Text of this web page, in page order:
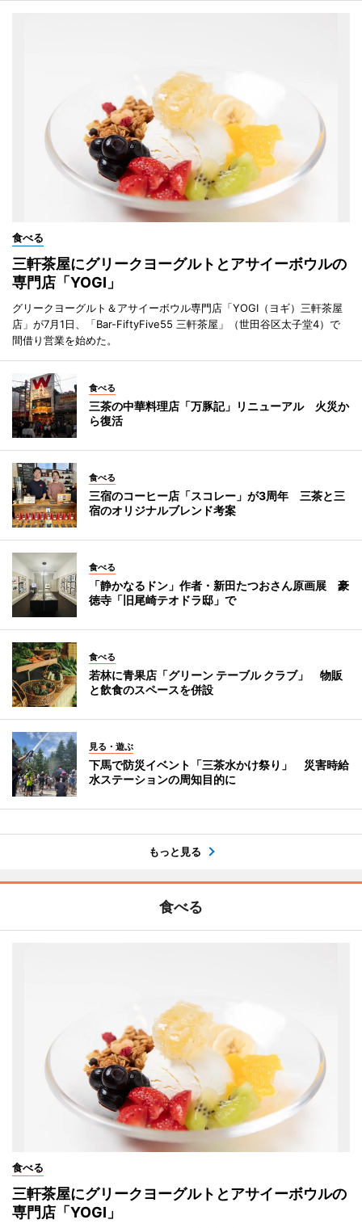
食べる
三軒茶屋にグリークヨーグルトとアサイーボウルの
専門店「YOGI」
グリークヨーグルト＆アサイーボウル専門店「YOGI（ヨギ）三軒茶屋
店」が7月1日、「Bar-FiftyFive55 三軒茶屋」（世田谷区太子堂4）で
間借り営業を始めた。
食べる
三茶の中華料理店「万豚記」リニューアル 火災か
ら復活
食べる
三宿のコーヒー店「スコレー」が3周年 三茶と三
宿のオリジナルブレンド考案
食べる
「静かなるドン」作者・新田たつおさん原画展 豪
徳寺「旧尾崎テオドラ邸」で
食べる
若林に青果店「グリーン テーブル クラブ」 物販
と飲食のスペースを併設
見る・遊ぶ
下馬で防災イベント「三茶水かけ祭り」 災害時給
水ステーションの周知目的に
もっと見る
食べる
食べる
三軒茶屋にグリークヨーグルトとアサイーボウルの
専門店「YOGI」